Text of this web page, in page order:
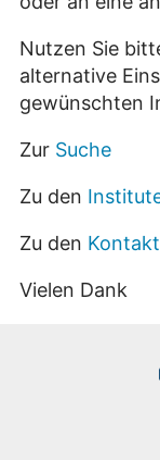
Nutzen Sie
alternative
gewünschten
Zur Suche
Zu den
Zu den
Vielen Dank